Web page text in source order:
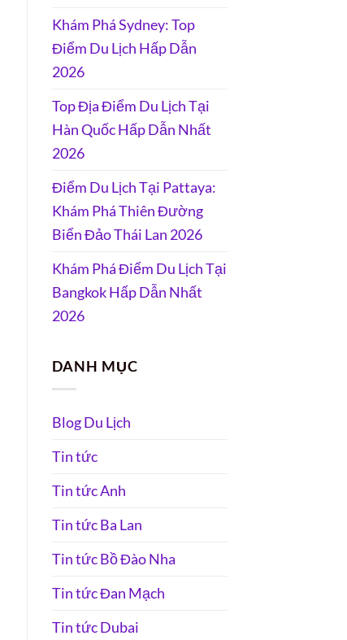
Khám Phá Sydney: Top
Điểm Du Lịch Hấp Dẫn
2026
Top Địa Điểm Du Lịch Tại
Hàn Quốc Hấp Dẫn Nhất
2026
Điểm Du Lịch Tại Pattaya:
Khám Phá Thiên Đường
Biển Đảo Thái Lan 2026
Khám Phá Điểm Du Lịch Tại
Bangkok Hấp Dẫn Nhất
2026
DANH MỤC
Blog Du Lịch
Tin tức
Tin tức Anh
Tin tức Ba Lan
Tin tức Bồ Đào Nha
Tin tức Đan Mạch
Tin tức Dubai